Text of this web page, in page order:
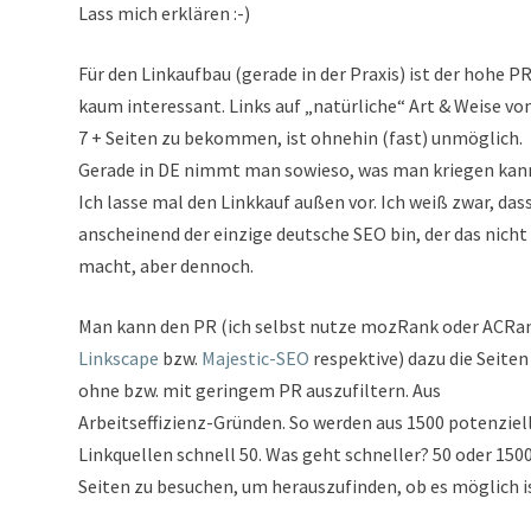
Lass mich erklären :-)
Für den Linkaufbau (gerade in der Praxis) ist der hohe PR
kaum interessant. Links auf „natürliche“ Art & Weise
7 + Seiten zu bekommen, ist ohnehin (fast) unmöglich.
Gerade in DE nimmt man sowieso, was man kriegen
Ich lasse mal den Linkkauf außen vor. Ich weiß zwar,
anscheinend der einzige deutsche SEO bin, der das nicht
macht, aber dennoch.
Man kann den PR (ich selbst nutze mozRank oder
Linkscape bzw. Majestic-SEO respektive) dazu die Seiten
ohne bzw. mit geringem PR auszufiltern. Aus
Arbeitseffizienz-Gründen. So werden aus 1500
Linkquellen schnell 50. Was geht schneller? 50 oder
Seiten zu besuchen, um herauszufinden, ob es möglich